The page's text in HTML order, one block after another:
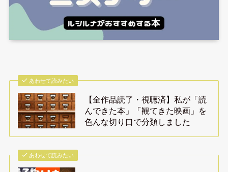
あわせて読みたい
【全作品読了・視聴済】私が「読
んできた本」「観てきた映画」を
色んな切り口で分類しました
あわせて読みたい